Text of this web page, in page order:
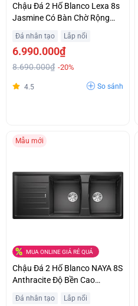
Chậu Đá 2 Hố Blanco Lexa 8s
Jasmine Có Bàn Chờ Rộng
Đá nhân tạo Lắp nổi
6.990.000₫
8.690.000₫ -20%
4.5 So sánh
Mẫu mới
MUA ONLINE GIÁ RẺ QUÁ
Chậu Đá 2 Hố Blanco NAYA 8S
Anthracite Độ Bền Cao
Đá nhân tạo Lắp nổi